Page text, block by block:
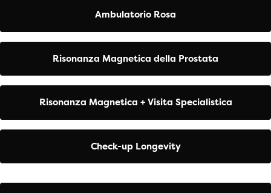
Ambulatorio Rosa
Risonanza Magnetica della Prostata
Risonanza Magnetica + Visita Specialistica
Check-up Longevity